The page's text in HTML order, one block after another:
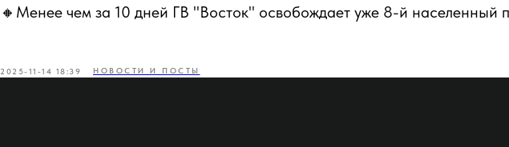
🔸Менее чем за 10 дней ГВ "Восток" освобождает уже 8-й населенный
2025-11-14 18:39 НОВОСТИ И ПОСТЫ